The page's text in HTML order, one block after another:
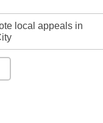
local appeals in